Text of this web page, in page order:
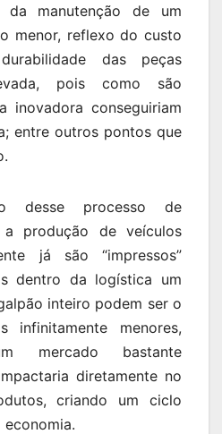
manutenção de um
menor, reflexo do custo
das peças
pois como são
inovadora conseguiriam
entre outros pontos que
desse processo de
a produção de veículos
já são “impressos”
dentro da logística um
inteiro podem ser o
infinitamente menores,
mercado bastante
diretamente no
criando um ciclo